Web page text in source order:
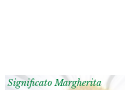
Significato Margherita